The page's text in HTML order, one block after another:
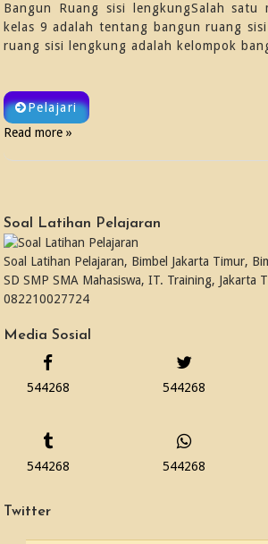
Bangun Ruang sisi lengkungSalah satu
kelas 9 adalah tentang bangun ruang
ruang sisi lengkung adalah kelompok
Pelajari
Read more »
Soal Latihan Pelajaran
Soal Latihan Pelajaran, Bimbel Jakarta Timur,
SD SMP SMA Mahasiswa, IT. Training, Jakarta
082210027724
Media Sosial
544268 544268
544268 544268
Twitter